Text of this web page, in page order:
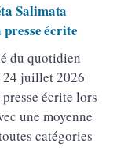
Salimata
presse écrite
du quotidien
24 juillet 2026
écrite lors
une moyenne
catégories